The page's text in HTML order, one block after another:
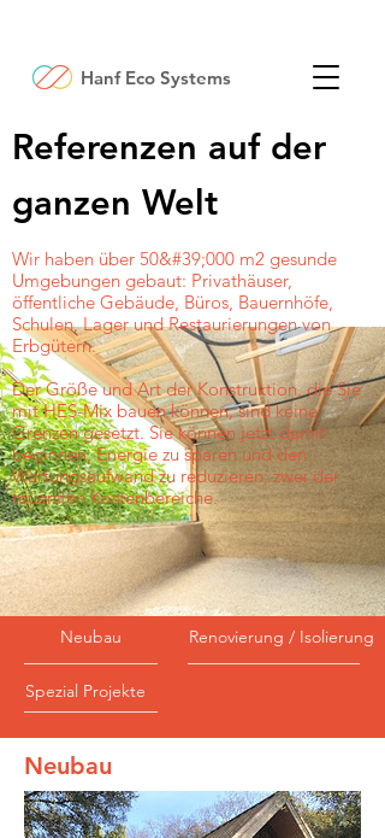
Hanf Eco Systems
Referenzen auf der
ganzen Welt
Wir haben über 50&#39;000 m2 gesunde
Umgebungen gebaut: Privathäuser,
öffentliche Gebäude, Büros, Bauernhöfe,
Schulen, Lager und Restaurierungen von
Erbgütern.
Der Größe und Art der Konstruktion, die Sie
mit HES-Mix bauen können, sind keine
Grenzen gesetzt. Sie können jetzt damit
beginnen, Energie zu sparen und den
Wartungsaufwand zu reduzieren, zwei der
teuersten Kostenbereiche.
Neubau Renovierung / Isolierung
Spezial Projekte
Neubau